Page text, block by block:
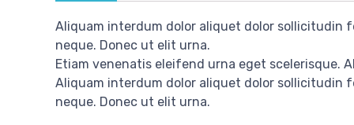
Aliquam interdum dolor aliquet dolor sollicitudin
neque. Donec ut elit urna.
Etiam venenatis eleifend urna eget scelerisque.
Aliquam interdum dolor aliquet dolor sollicitudin
neque. Donec ut elit urna.